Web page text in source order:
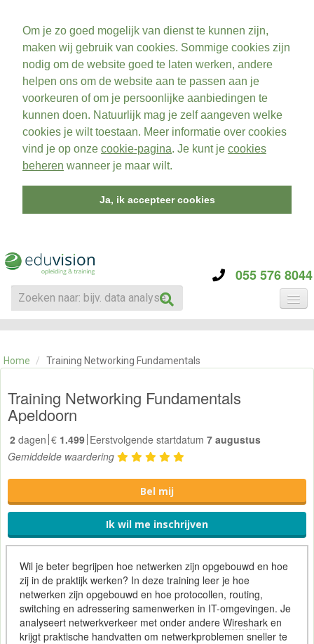
Om je zo goed mogelijk van dienst te kunnen zijn,
maken wij gebruik van cookies. Sommige cookies zijn
nodig om de website goed te laten werken, andere
helpen ons om de website aan te passen aan je
voorkeuren of om je persoonlijke aanbiedingen te
kunnen doen. Natuurlijk mag je zelf aangeven welke
cookies je wilt toestaan. Meer informatie over cookies
vind je op onze cookie-pagina. Je kunt je cookies
beheren wanneer je maar wilt.
Ja, ik accepteer cookies
055 576 8044
CATEGORIE
OVER ONS
SKILLS ALCHEMIST
Home / Training Networking Fundamentals
Training Networking Fundamentals
Apeldoorn
2 dagen € 1.499 Eerstvolgende startdatum 7 augustus
Gemiddelde waardering
Bel mij
Ik wil me inschrijven
Wil je beter begrijpen hoe netwerken zijn opgebouwd en hoe
zij in de praktijk werken? In deze training leer je hoe
netwerken zijn opgebouwd en hoe protocollen, routing,
switching en adressering samenwerken in IT-omgevingen. Je
analyseert netwerkverkeer met onder andere Wiresharken
krijgt praktische handvatten om netwerkproblemen sneller te